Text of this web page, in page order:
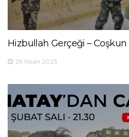
Hizbullah Gerçeği – Coşkun
26 Nisan 2023